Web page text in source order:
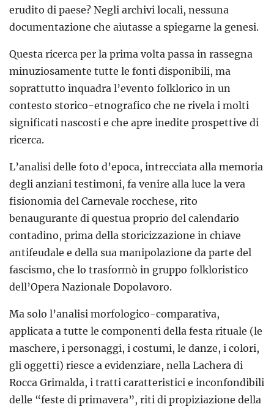
erudito di paese? Negli archivi locali, nessuna
documentazione che aiutasse a spiegarne la genesi.
Questa ricerca per la prima volta passa in rassegna
minuziosamente tutte le fonti disponibili, ma
soprattutto inquadra l’evento folklorico in un
contesto storico-etnografico che ne rivela i molti
significati nascosti e che apre inedite prospettive di
ricerca.
L’analisi delle foto d’epoca, intrecciata alla memoria
degli anziani testimoni, fa venire alla luce la vera
fisionomia del Carnevale rocchese, rito
benaugurante di questua proprio del calendario
contadino, prima della storicizzazione in chiave
antifeudale e della sua manipolazione da parte del
fascismo, che lo trasformò in gruppo folkloristico
dell’Opera Nazionale Dopolavoro.
Ma solo l’analisi morfologico-comparativa,
applicata a tutte le componenti della festa rituale (le
maschere, i personaggi, i costumi, le danze, i colori,
gli oggetti) riesce a evidenziare, nella Lachera di
Rocca Grimalda, i tratti caratteristici e inconfondibili
delle “feste di primavera”, riti di propiziazione della